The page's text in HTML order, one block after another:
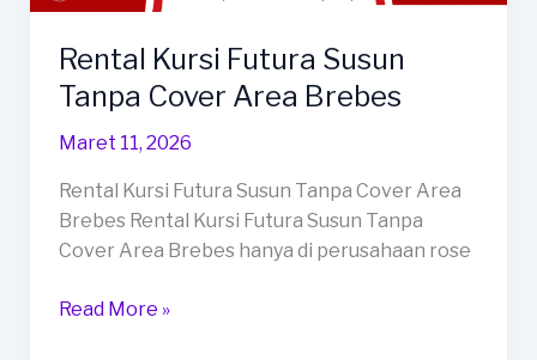
Rental Kursi Futura Susun
Tanpa Cover Area Brebes
Maret 11, 2026
Rental Kursi Futura Susun Tanpa Cover Area
Brebes Rental Kursi Futura Susun Tanpa
Cover Area Brebes hanya di perusahaan rose
Rental
Read More »